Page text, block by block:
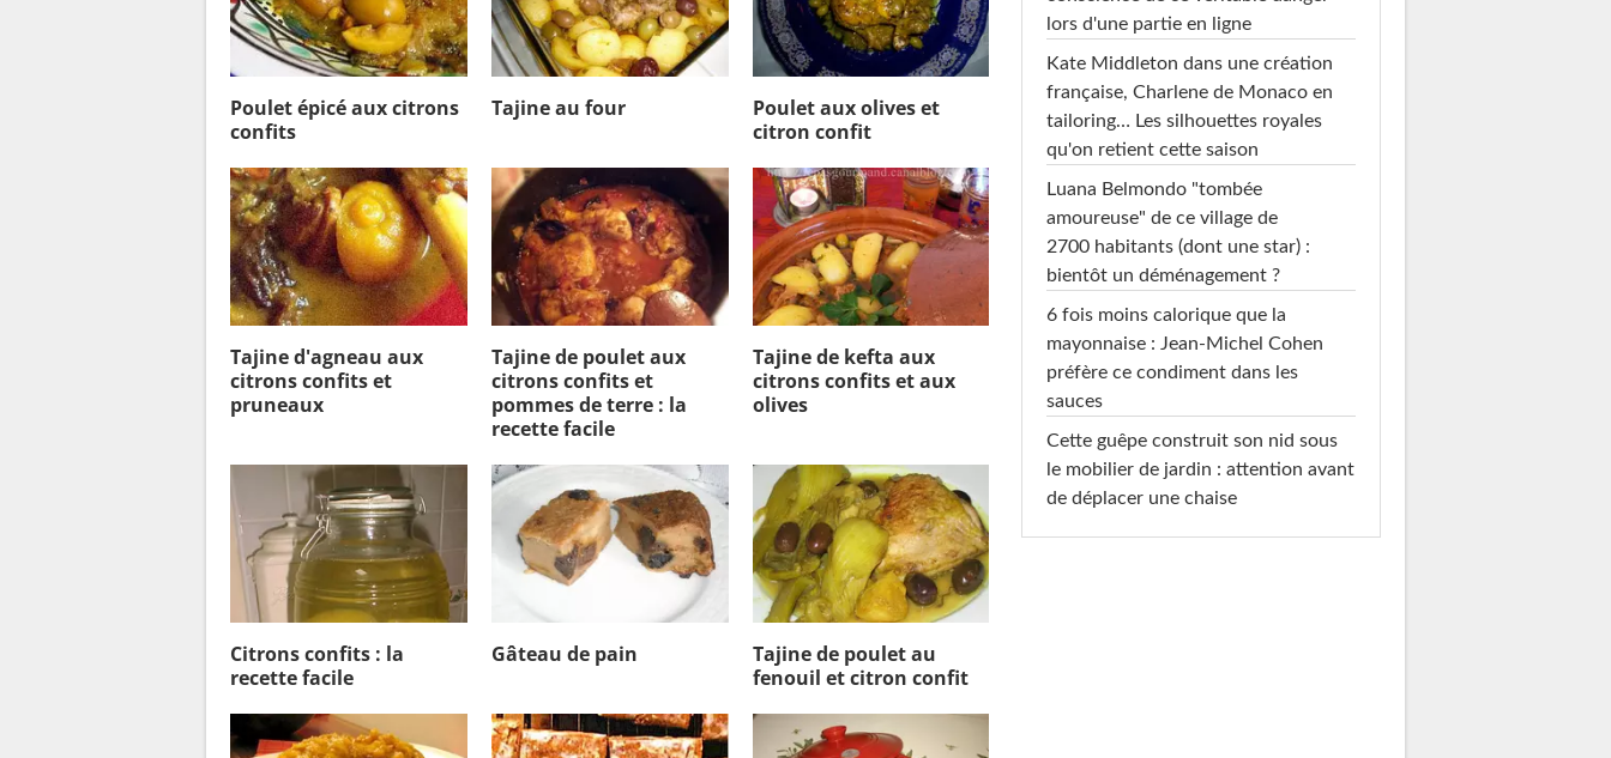
Poulet épicé aux citrons
confits
Tajine au four
Poulet aux olives et
citron confit
Tajine d'agneau aux
citrons confits et
pruneaux
Tajine de poulet aux
citrons confits et
pommes de terre : la
recette facile
Tajine de kefta aux
citrons confits et aux
olives
Citrons confits : la
recette facile
Gâteau de pain
Tajine de poulet au
fenouil et citron confit
lors d'une partie en ligne
Kate Middleton dans une création
française, Charlene de Monaco en
tailoring… Les silhouettes royales
qu'on retient cette saison
Luana Belmondo "tombée
amoureuse" de ce village de
2700 habitants (dont une star) :
bientôt un déménagement ?
6 fois moins calorique que la
mayonnaise : Jean-Michel Cohen
préfère ce condiment dans les
sauces
Cette guêpe construit son nid sous
le mobilier de jardin : attention avant
de déplacer une chaise